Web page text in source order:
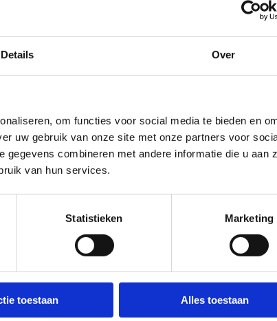
Details Over
om functies voor social media te bieden en
uw gebruik van onze site met onze partners voor
combineren met andere informatie die u aan
van hun services.
Statistieken Marketing
toestaan Alles toestaan